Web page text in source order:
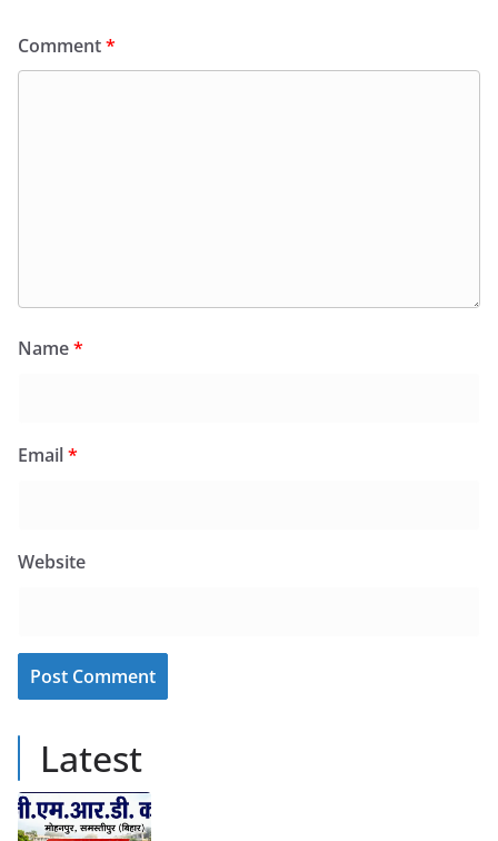
Comment*
Name*
Email*
Website
Latest